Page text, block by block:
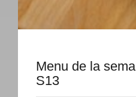
Menu de la
S13